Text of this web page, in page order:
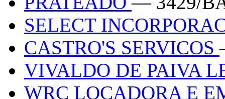
SELECT
CASTRO'S SERVICOS
VIVALDO DE PAIVA
WRC LOCADORA E